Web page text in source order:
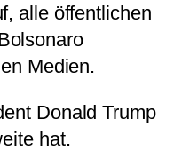
alle öffentlichen
Medien.
Donald Trump
hat.